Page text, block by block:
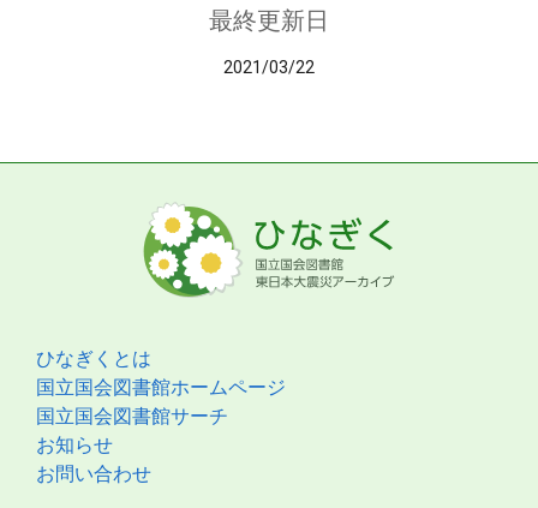
最終更新日
2021/03/22
ひなぎくとは
国立国会図書館ホームページ
国立国会図書館サーチ
お知らせ
お問い合わせ